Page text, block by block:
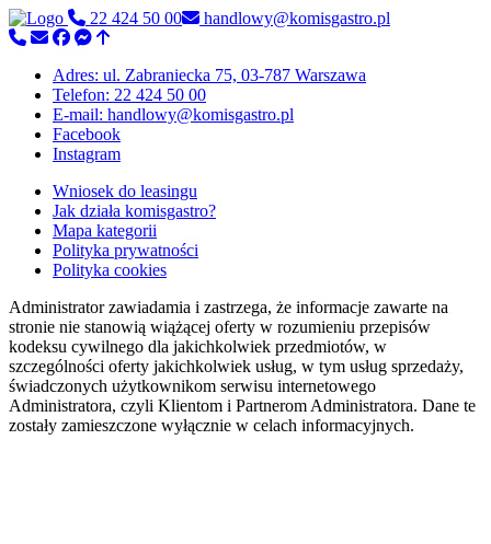
22 424 50 00 handlowy@komisgastro.pl
Adres: ul. Zabraniecka 75, 03-787 Warszawa
Telefon: 22 424 50 00
E-mail: handlowy@komisgastro.pl
Facebook
Instagram
Wniosek do leasingu
Jak działa komisgastro?
Mapa kategorii
Polityka prywatności
Polityka cookies
Administrator zawiadamia i zastrzega, że informacje zawarte na
stronie nie stanowią wiążącej oferty w rozumieniu przepisów
kodeksu cywilnego dla jakichkolwiek przedmiotów, w
szczególności oferty jakichkolwiek usług, w tym usług sprzedaży,
świadczonych użytkownikom serwisu internetowego
Administratora, czyli Klientom i Partnerom Administratora. Dane te
zostały zamieszczone wyłącznie w celach informacyjnych.